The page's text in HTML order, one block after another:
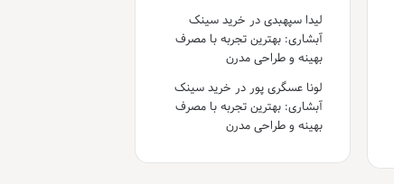
لیدا سپهبدیدر خرید سینک
آبشاری: بهترین تجربه با مصرف
بهینه و طراحی مدرن
لونا عسگری پور در خرید سینک
آبشاری: بهترین تجربه با مصرف
بهینه و طراحی مدرن